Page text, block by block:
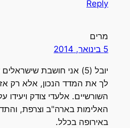
Reply
מרים
יובל (5) אני חושבת
לך את המדד הנכון, אלא רק
השורשיים. אלעדי צודק ויעידו
האלימות בארה"ב וצרפת,
באירופה בכלל.